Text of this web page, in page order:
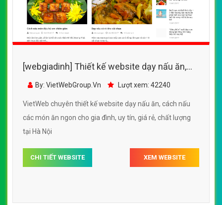
[webgiadinh] Thiết kế website dạy nấu ăn,
cách nấu các món ăn ngon cho gia đình
By: VietWebGroup.Vn Lượt xem: 42240
VietWeb chuyên thiết kế website dạy nấu ăn, cách nấu
các món ăn ngon cho gia đình, uy tín, giá rẻ, chất lượng
tại Hà Nội
CHI TIẾT WEBSITE XEM WEBSITE